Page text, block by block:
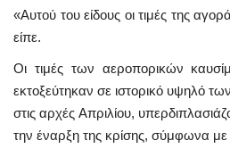
«Αυτού του είδους οι τιμές της
είπε.
Οι τιμές των αεροπορικών
εκτοξεύτηκαν σε ιστορικό υψηλό
στις αρχές Απριλίου,
την έναρξη της κρίσης, σύμφωνα